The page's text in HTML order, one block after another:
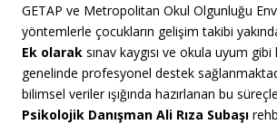
GETAP ve Metropolitan Okul Olgunluğu
yöntemlerle çocukların gelişim takibi
Ek olarak sınav kaygısı ve okula uyum
genelinde profesyonel destek
bilimsel veriler ışığında hazırlanan bu
Psikolojik Danışman Ali Rıza Subaşı